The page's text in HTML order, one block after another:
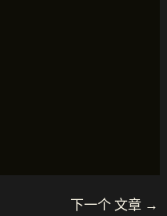
下一个 文章 →